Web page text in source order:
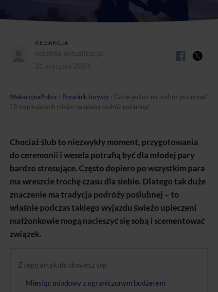
REDAKCJA
ostatnia aktualizacja:
31 stycznia 2024
WakacyjnaPolisa / Poradnik turysty / Gdzie jechać na podróż poślubną?
10 inspirujących miejsc na udaną podróż poślubną!
Chociaż ślub to niezwykły moment, przygotowania
do ceremonii i wesela potrafią być dla młodej pary
bardzo stresujące. Często dopiero po wszystkim para
ma wreszcie trochę czasu dla siebie. Dlatego tak duże
znaczenie ma tradycja podróży poślubnej – to
właśnie podczas takiego wyjazdu świeżo upieczeni
małżonkowie mogą nacieszyć się sobą i scementować
związek.
Z tego artykułu dowiesz się:
Miesiąc miodowy z ograniczonym budżetem